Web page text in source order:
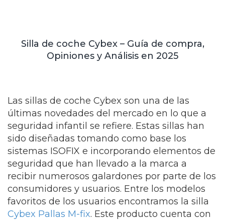
Silla de coche Cybex – Guía de compra,
Opiniones y Análisis en 2025
Las sillas de coche Cybex son una de las
últimas novedades del mercado en lo que a
seguridad infantil se refiere. Estas sillas han
sido diseñadas tomando como base los
sistemas ISOFIX e incorporando elementos de
seguridad que han llevado a la marca a
recibir numerosos galardones por parte de los
consumidores y usuarios. Entre los modelos
favoritos de los usuarios encontramos la silla
Cybex Pallas M-fix. Este producto cuenta con